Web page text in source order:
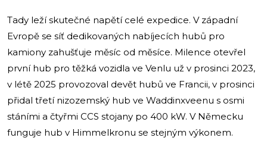
Tady leží skutečné napětí celé expedice. V západní
Evropě se síť dedikovaných nabíjecích hubů pro
kamiony zahušťuje měsíc od měsíce. Milence otevřel
první hub pro těžká vozidla ve Venlu už v prosinci 2023,
v létě 2025 provozoval devět hubů ve Francii, v prosinci
přidal třetí nizozemský hub ve Waddinxveenu s osmi
stáními a čtyřmi CCS stojany po 400 kW. V Německu
funguje hub v Himmelkronu se stejným výkonem.